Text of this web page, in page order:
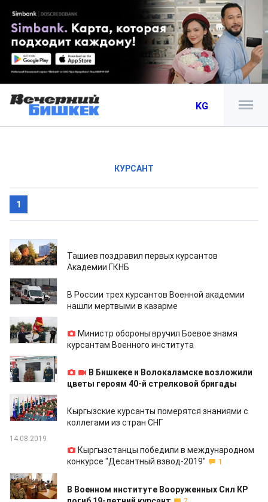
KG
КУРСАНТ
1
26.08.2025
Ташиев поздравил первых курсантов
Академии ГКНБ
29.03.2023
В России трех курсантов Военной академии
нашли мертвыми в казарме
29.05.2022
Министр обороны вручил Боевое знамя
курсантам Военного института
15.01.2021
В Бишкеке и Волокаламске возложили
цветы героям 40-й стрелковой бригады
16.03.2020
Кыргызские курсанты померятся знаниями с
коллегами из стран СНГ
14.08.2019
Кыргызстанцы победили в международном
конкурсе "Десантный взвод-2019"
1
25.09.2018
В Военном институте Вооруженных Сил КР